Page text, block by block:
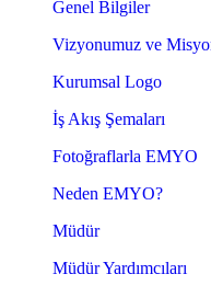
Genel Bilgiler
Vizyonumuz ve
Kurumsal Logo
İş Akış Şemaları
Fotoğraflarla EMYO
Neden EMYO?
Müdür
Müdür Yardımcıları